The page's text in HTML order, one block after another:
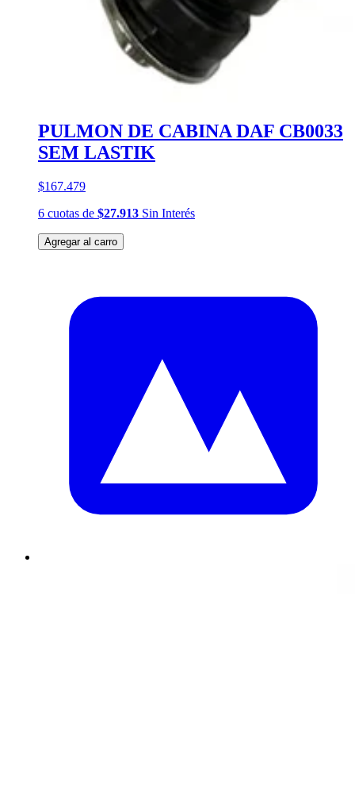
PULMON DE CABINA DAF CB0033
SEM LASTIK
$167.479
6 cuotas de $27.913 Sin Interés
Agregar al carro